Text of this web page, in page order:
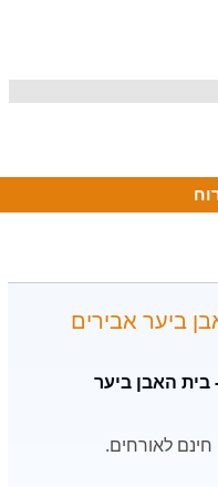
ביער אבירים
האבן ביער
לאורחים.